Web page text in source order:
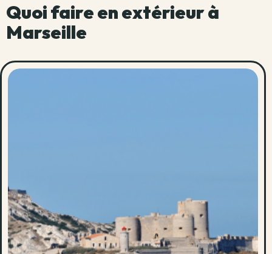
Quoi faire en extérieur à
Marseille